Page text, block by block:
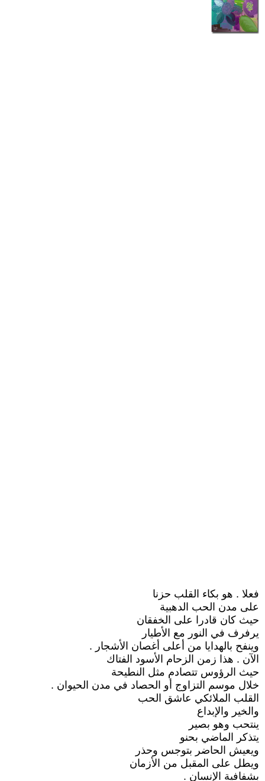
فعلا . هو بكاء القلب حزنا
على مدن الحب الدهبية
حيث كان قادرا على الخفقان
يرفرف في النور مع الأطيار
وينفح بالهدايا من أعلى أغصان الأشجار .
الآن . هذا زمن الزحام الأسود الفتاك
حيث الرؤوس تتصادم مثل النطيحة
خلال موسم التزاوج أو الحصاد في مدن الحيوان .
القلب الملائكي عاشق الحب
والخير والإبداع
ينتحب وهو بصير
يتذكر الماضي بحنو
ويعيش الحاضر بتوجس وحذر
ويطل على المقبل من الأزمان
بشفافية الإنسان .